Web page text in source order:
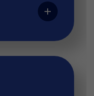
add